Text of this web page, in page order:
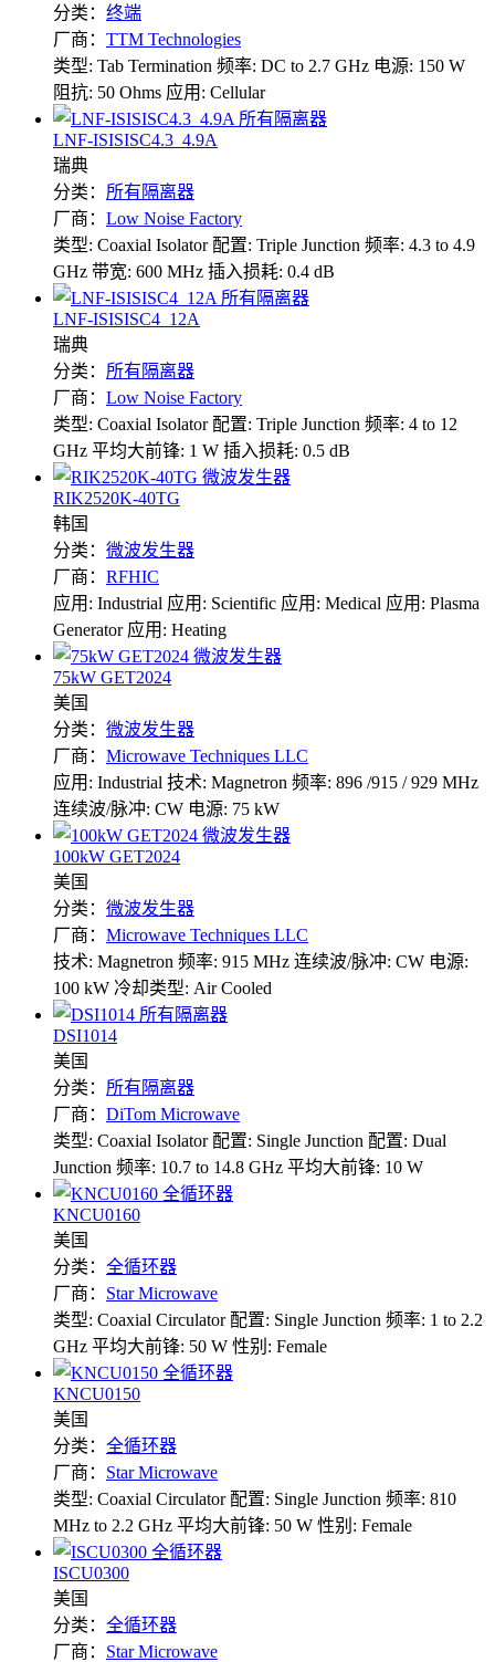
分类： 终端
厂商： TTM Technologies
类型: Tab Termination 频率: DC to 2.7 GHz 电源: 150 W
阻抗: 50 Ohms 应用: Cellular
LNF-ISISISC4.3_4.9A
瑞典
分类： 所有隔离器
厂商： Low Noise Factory
类型: Coaxial Isolator 配置: Triple Junction 频率: 4.3 to 4.9
GHz 带宽: 600 MHz 插入损耗: 0.4 dB
LNF-ISISISC4_12A
瑞典
分类： 所有隔离器
厂商： Low Noise Factory
类型: Coaxial Isolator 配置: Triple Junction 频率: 4 to 12
GHz 平均大前锋: 1 W 插入损耗: 0.5 dB
RIK2520K-40TG
韩国
分类： 微波发生器
厂商： RFHIC
应用: Industrial 应用: Scientific 应用: Medical 应用: Plasma
Generator 应用: Heating
75kW GET2024
美国
分类： 微波发生器
厂商： Microwave Techniques LLC
应用: Industrial 技术: Magnetron 频率: 896 /915 / 929 MHz
连续波/脉冲: CW 电源: 75 kW
100kW GET2024
美国
分类： 微波发生器
厂商： Microwave Techniques LLC
技术: Magnetron 频率: 915 MHz 连续波/脉冲: CW 电源:
100 kW 冷却类型: Air Cooled
DSI1014
美国
分类： 所有隔离器
厂商： DiTom Microwave
类型: Coaxial Isolator 配置: Single Junction 配置: Dual
Junction 频率: 10.7 to 14.8 GHz 平均大前锋: 10 W
KNCU0160
美国
分类： 全循环器
厂商： Star Microwave
类型: Coaxial Circulator 配置: Single Junction 频率: 1 to 2.2
GHz 平均大前锋: 50 W 性别: Female
KNCU0150
美国
分类： 全循环器
厂商： Star Microwave
类型: Coaxial Circulator 配置: Single Junction 频率: 810
MHz to 2.2 GHz 平均大前锋: 50 W 性别: Female
ISCU0300
美国
分类： 全循环器
厂商： Star Microwave